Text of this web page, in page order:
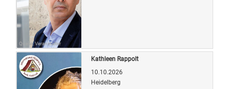
Quelle: Veranstalter
Kathleen Rappolt
10.10.2026
Heidelberg